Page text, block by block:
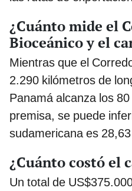
¿Cuánto mide el
Bioceánico y el
Mientras que el
2.290 kilómetros de
Panamá alcanza los
premisa, se puede
sudamericana es
¿Cuánto costó el
Un total de